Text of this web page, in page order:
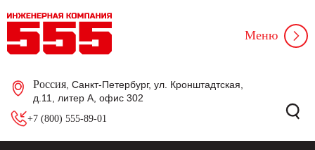
Россия , Санкт-Петербург, ул. Кронштадтская,
д.11, литер А, офис 302
+7 (800) 555-89-01
Меню